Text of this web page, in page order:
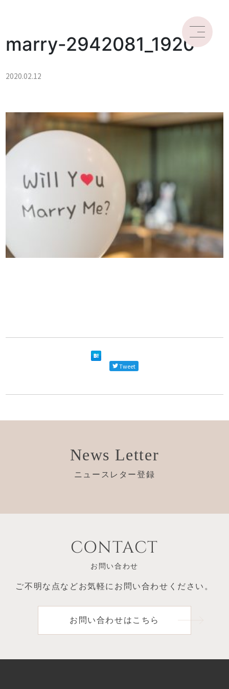
marry-2942081_1920
2020.02.12
Tweet
News Letter
ニュースレター登録
CONTACT
お問い合わせ
ご不明な点などお気軽にお問い合わせください。
お問い合わせはこちら